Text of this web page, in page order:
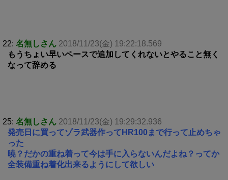
22: 名無しさん 2018/11/23(金) 19:22:18.569
もうちょい早いペースで追加してくれないとやること無く
なって辞める
25: 名無しさん 2018/11/23(金) 19:29:32.936
発売日に買ってゾラ武器作ってHR100まで行って止めちゃ
った
暁？だかの重ね着って今は手に入らないんだよね？ってか
全装備重ね着化出来るようにして欲しい